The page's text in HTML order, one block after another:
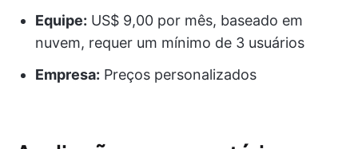
Equipe: US$ 9,00 por mês, baseado em
nuvem, requer um mínimo de 3 usuários
Empresa: Preços personalizados